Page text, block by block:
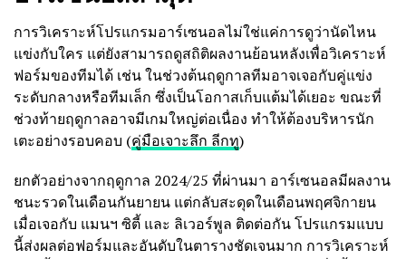
การวิเคราะห์โปรแกรมอาร์เซนอลไม่ใช่แค่การดูว่านัดไหน
แข่งกับใคร แต่ยังสามารถดูสถิติผลงานย้อนหลังเพื่อวิเคราะห์
ฟอร์มของทีมได้ เช่น ในช่วงต้นฤดูกาลทีมอาจเจอกับคู่แข่ง
ระดับกลางหรือทีมเล็ก ซึ่งเป็นโอกาสเก็บแต้มได้เยอะ ขณะที่
ช่วงท้ายฤดูกาลอาจมีเกมใหญ่ต่อเนื่อง ทำให้ต้องบริหารนัก
เตะอย่างรอบคอบ (คู่มือเจาะลึก ลีกทู)
ยกตัวอย่างจากฤดูกาล 2024/25 ที่ผ่านมา อาร์เซนอลมีผลงาน
ชนะรวดในเดือนกันยายน แต่กลับสะดุดในเดือนพฤศจิกายน
เมื่อเจอกับ แมนฯ ซิตี้ และ ลิเวอร์พูล ติดต่อกัน โปรแกรมแบบ
นี้ส่งผลต่อฟอร์มและอันดับในตารางชัดเจนมาก การวิเคราะห์